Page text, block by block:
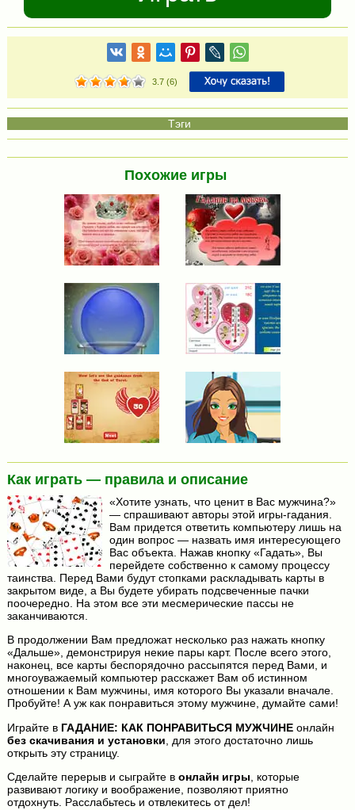
3.7(6)
Похожие игры
Как играть — правила и описание
«Хотите узнать, что ценит в Вас мужчина?»
— спрашивают авторы этой игры-гадания.
Вам придется ответить компьютеру лишь на
один вопрос — назвать имя интересующего
Вас объекта. Нажав кнопку «Гадать», Вы
перейдете собственно к самому процессу
таинства. Перед Вами будут стопками раскладывать карты в
закрытом виде, а Вы будете убирать подсвеченные пачки
поочередно. На этом все эти месмерические пассы не
заканчиваются.
В продолжении Вам предложат несколько раз нажать кнопку
«Дальше», демонстрируя некие пары карт. После всего этого,
наконец, все карты беспорядочно рассыпятся перед Вами, и
многоуважаемый компьютер расскажет Вам об истинном
отношении к Вам мужчины, имя которого Вы указали вначале.
Пробуйте! А уж как понравиться этому мужчине, думайте сами!
Играйте в ГАДАНИЕ: КАК ПОНРАВИТЬСЯ МУЖЧИНЕонлайн
без скачивания и установки , для этого достаточно лишь
открыть эту страницу.
Сделайте перерыв и сыграйте в онлайн игры, которые
развивают логику и воображение, позволяют приятно
отдохнуть. Расслабьтесь и отвлекитесь от дел!